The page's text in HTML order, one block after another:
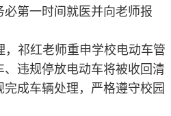
第一时间就医并向老师报
，祁红老师重申学校电动车管
违规停放电动车将被收回清
成车辆处理，严格遵守校园